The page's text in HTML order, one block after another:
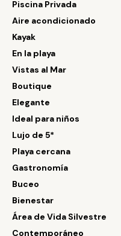
Piscina Privada
Aire acondicionado
Kayak
En la playa
Vistas al Mar
Boutique
Elegante
Ideal para niños
Lujo de 5*
Playa cercana
Gastronomía
Buceo
Bienestar
Área de Vida Silvestre
Contemporáneo